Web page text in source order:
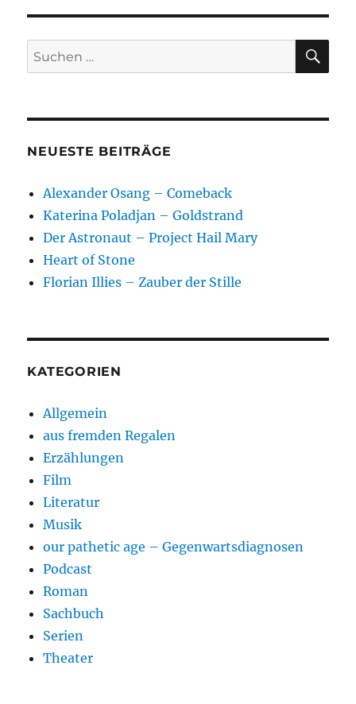
Beiträge
E
Suchen
nach:
NEUESTE BEITRÄGE
Alexander Osang – Comeback
Katerina Poladjan – Goldstrand
Der Astronaut – Project Hail Mary
Heart of Stone
Florian Illies – Zauber der Stille
KATEGORIEN
Allgemein
aus fremden Regalen
Erzählungen
Film
Literatur
Musik
our pathetic age – Gegenwartsdiagnosen
Podcast
Roman
Sachbuch
Serien
Theater